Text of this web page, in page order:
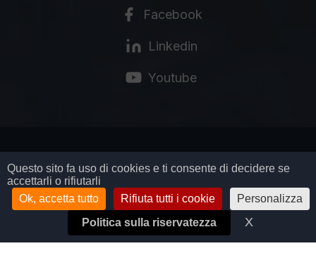
Facebook
Linkedin
Youtube
© COPYRIGHT BIOSYNEX SA - 2026
TOUS DROITS RÉSERVÉS
MENTIONS LÉGALES
POLITIQUE DE CONFIDENTIALITÉ
CGV
GESTION DES COOKIES
Questo sito fa uso di cookies e ti consente di decidere se
accettarli o rifiutarli
Ok, accetta tutto
Rifiuta tutti i cookie
Personalizza
Politica sulla riservatezza
X